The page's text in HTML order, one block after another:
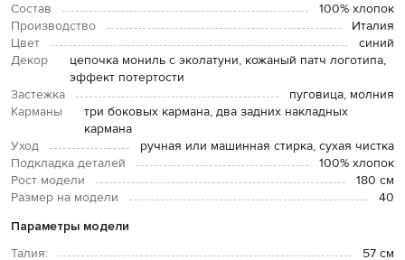
Состав
100% хлопок
Производство
Италия
Цвет
синий
Декор
цепочка мониль с эколатуни, кожаный патч логотипа,
эффект потертости
Застежка
пуговица, молния
Карманы
три боковых кармана, два задних накладных
кармана
Уход
ручная или машинная стирка, сухая чистка
Подкладка деталей
100% хлопок
Рост модели
180 см
Размер на модели
40
Параметры модели
Талия: 57 см